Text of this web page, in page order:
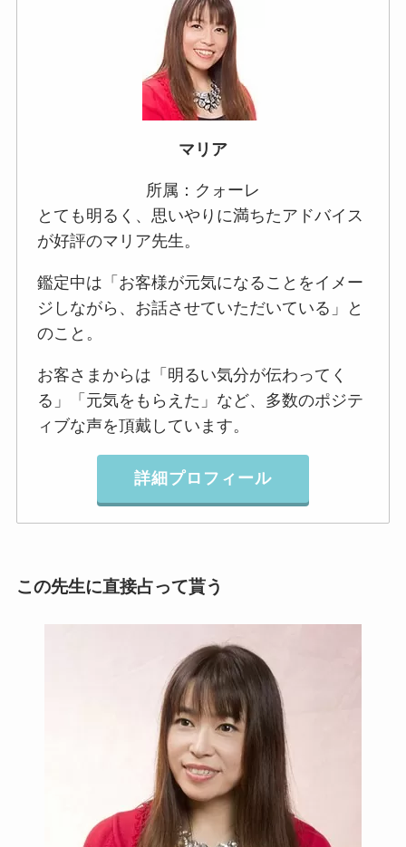
マリア
所属：クォーレ
とても明るく、思いやりに満ちたアドバイス
が好評のマリア先生。
鑑定中は「お客様が元気になることをイメー
ジしながら、お話させていただいている」と
のこと。
お客さまからは「明るい気分が伝わってく
る」「元気をもらえた」など、多数のポジテ
ィブな声を頂戴しています。
詳細プロフィール
この先生に直接占って貰う